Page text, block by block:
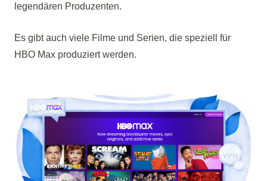
legendären Produzenten.
Es gibt auch viele Filme und Serien, die speziell für
HBO Max produziert werden.